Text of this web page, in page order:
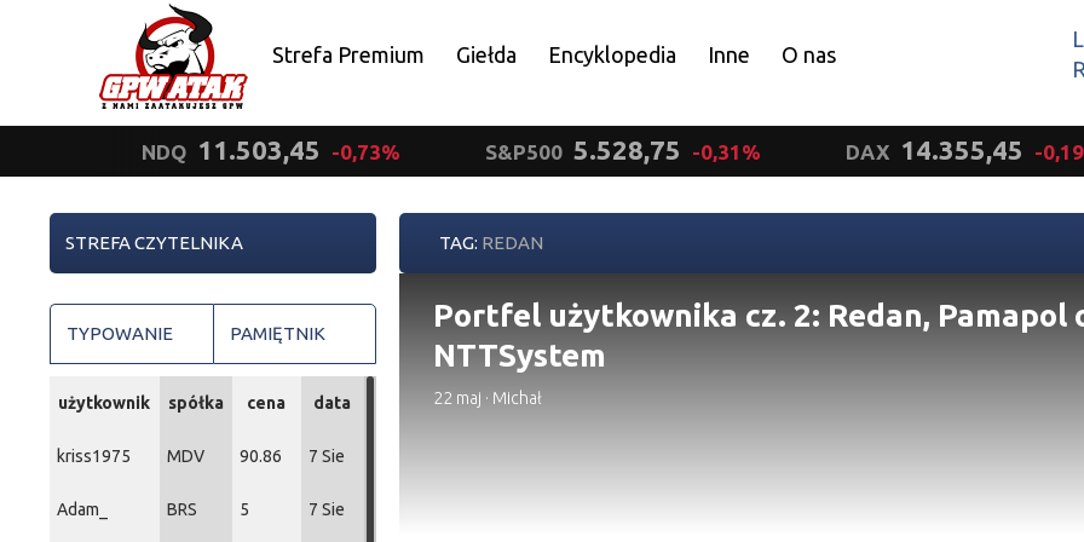
Strefa Premium Giełda Encyklopedia Inne O nas
NDQ 11.503,45 -0,73% S&P500 5.528,75 -0,31% DAX 14.355,45 -
TAG: REDAN
Portfel użytkownika cz. 2: Redan, Pamapol
NTTSystem
22 maj · Michał
STREFA CZYTELNIKA
TYPOWANIE PAMIĘTNIK
użytkownik spółka cena data
kriss1975 MDV 90.86 7 Sie
Adam_ BRS 5 7 Sie